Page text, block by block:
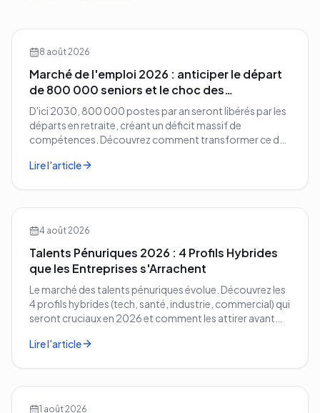
8 août 2026
Marché de l'emploi 2026 : anticiper le départ
de 800 000 seniors et le choc des
compétences
D'ici 2030, 800 000 postes par an seront libérés par les
départs en retraite, créant un déficit massif de
compétences. Découvrez comment transformer ce défi
entreprise.
Lire l'article
4 août 2026
Talents Pénuriques 2026 : 4 Profils Hybrides
que les Entreprises s'Arrachent
Le marché des talents pénuriques évolue. Découvrez les
4 profils hybrides (tech, santé, industrie, commercial) qui
seront cruciaux en 2026 et comment les attirer avant
Lire l'article
1 août 2026